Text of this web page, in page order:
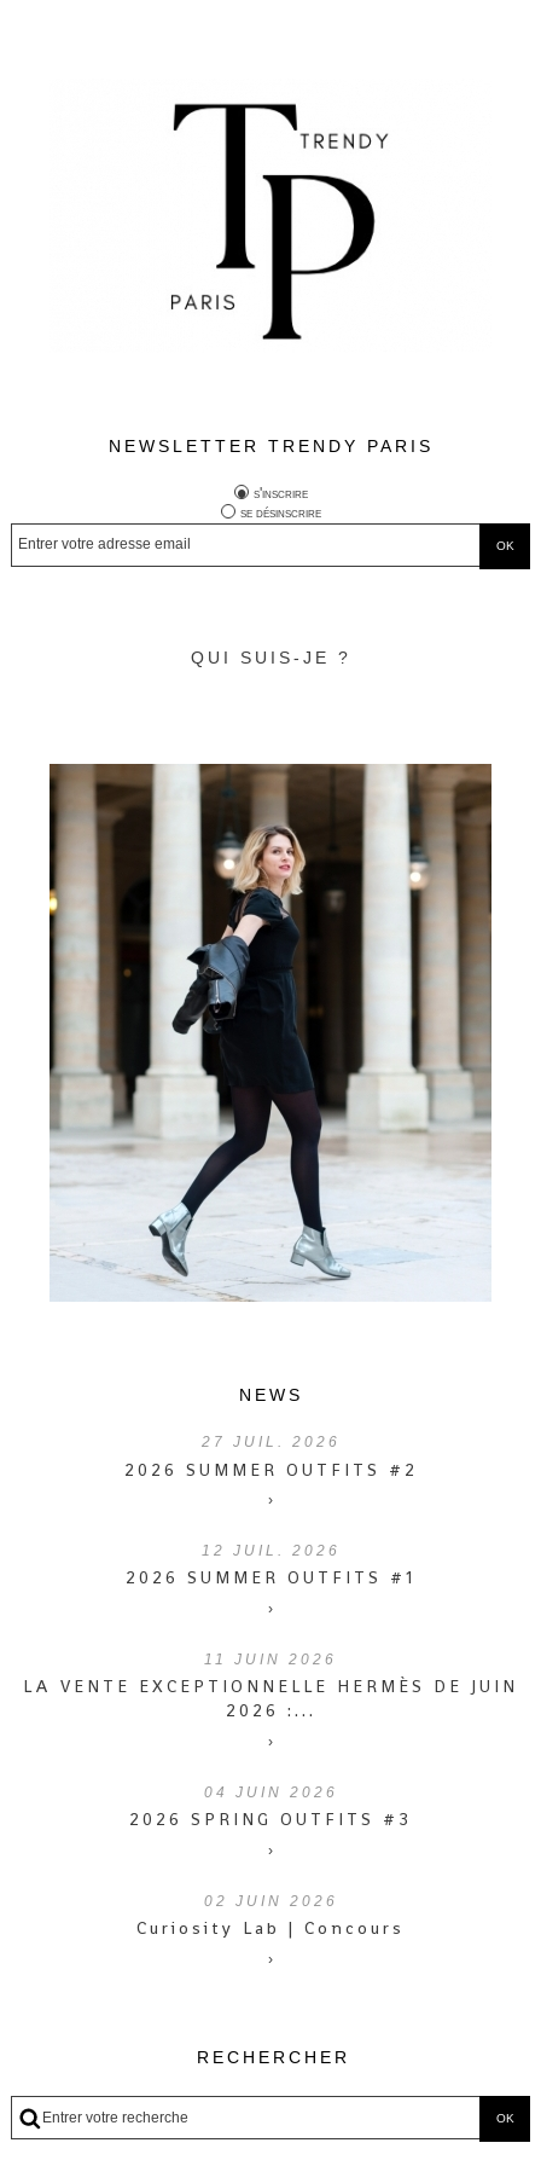
NEWSLETTER TRENDY PARIS
s'inscrire
se désinscrire
QUI SUIS-JE ?
NEWS
27 JUIL. 2026
2026 SUMMER OUTFITS #2
›
12 JUIL. 2026
2026 SUMMER OUTFITS #1
›
11 JUIN 2026
LA VENTE EXCEPTIONNELLE HERMÈS DE JUIN
2026 :...
›
04 JUIN 2026
2026 SPRING OUTFITS #3
›
02 JUIN 2026
Curiosity Lab | Concours
›
RECHERCHER